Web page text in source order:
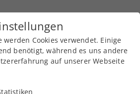
Cookies verwendet. Einige
benötigt, während es uns andere
auf unserer Webseite